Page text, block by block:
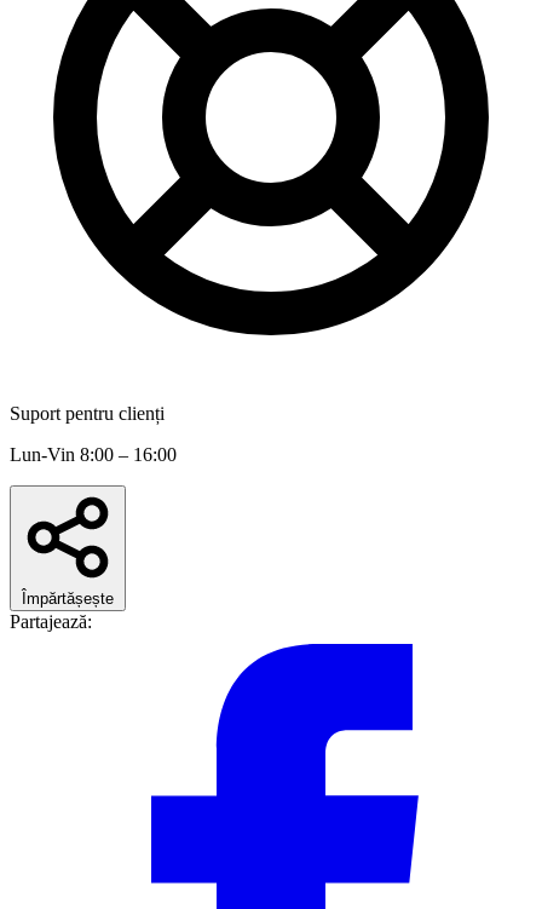
Suport pentru clienți
Lun-Vin 8:00 – 16:00
Împărtășește
Partajează: